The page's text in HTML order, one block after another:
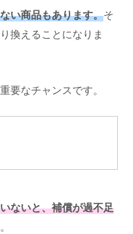
い商品もあります。そ
換えることになりま
要なチャンスです。
ないと、補償が過不足